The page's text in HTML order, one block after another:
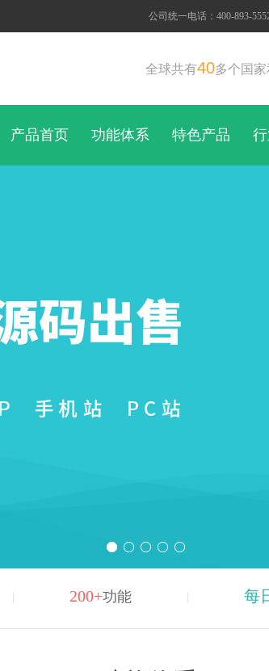
公司统一电话：400-893-
全球共有40多个国
产品首页 功能体系 特色产品
200+功能 每